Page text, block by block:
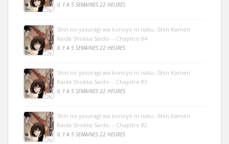
IL Y A 5 SEMAINES 22 HEURES
Shin no yasuragi wa konoyo ni naku -Shin Kamen
Raida Shokka Saido- - Chapitre 84
IL Y A 5 SEMAINES 22 HEURES
Shin no yasuragi wa konoyo ni naku -Shin Kamen
Raida Shokka Saido- - Chapitre 83
IL Y A 5 SEMAINES 22 HEURES
Shin no yasuragi wa konoyo ni naku -Shin Kamen
Raida Shokka Saido- - Chapitre 82
IL Y A 5 SEMAINES 22 HEURES